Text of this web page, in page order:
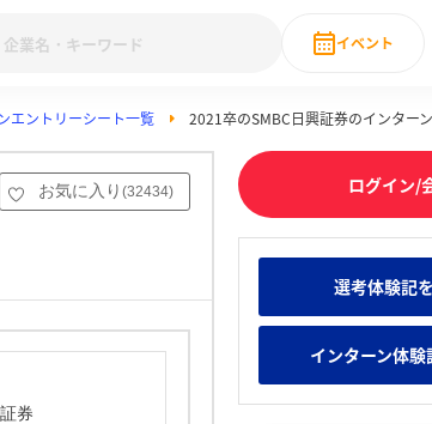
みんなの新卒就職人気企業ランキング み
28卒 IT・DX現場社員インタビュー
イベント
直近
エントリーシート一覧 2021卒のSMBC日興証券のインター
お気に入り (32434)
券
ログイン/
選考体験記
インターン体